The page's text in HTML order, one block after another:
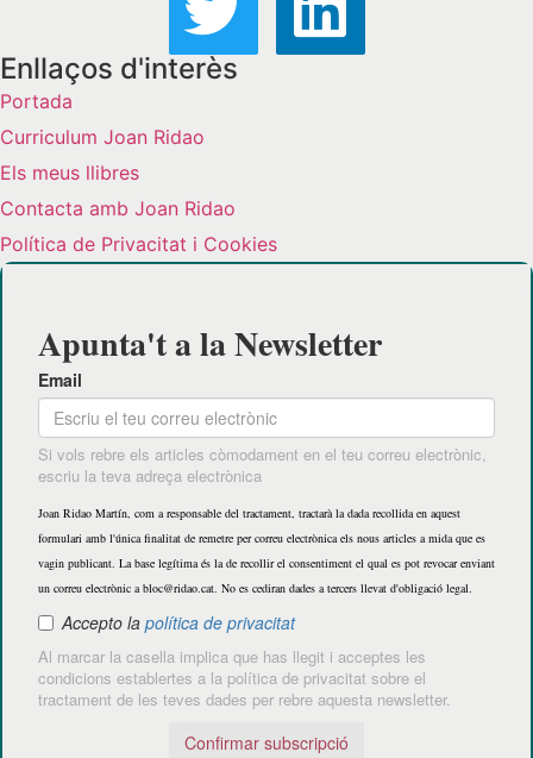
Enllaços d'interès
Portada
Curriculum Joan Ridao
Els meus llibres
Contacta amb Joan Ridao
Política de Privacitat i Cookies